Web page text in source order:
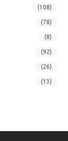
(108)
(78)
(8)
(92)
(26)
(13)